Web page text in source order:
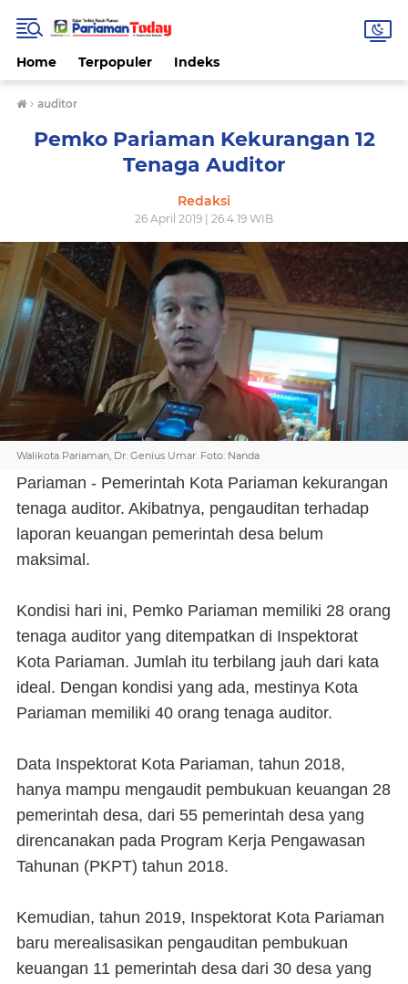
Home Terpopuler Indeks
› auditor
Pemko Pariaman Kekurangan 12
Tenaga Auditor
Redaksi
26 April 2019 | 26.4.19 WIB
Walikota Pariaman, Dr. Genius Umar. Foto: Nanda
Pariaman - Pemerintah Kota Pariaman kekurangan
tenaga auditor. Akibatnya, pengauditan terhadap
laporan keuangan pemerintah desa belum
maksimal.
Kondisi hari ini, Pemko Pariaman memiliki 28 orang
tenaga auditor yang ditempatkan di Inspektorat
Kota Pariaman. Jumlah itu terbilang jauh dari kata
ideal. Dengan kondisi yang ada, mestinya Kota
Pariaman memiliki 40 orang tenaga auditor.
Data Inspektorat Kota Pariaman, tahun 2018,
hanya mampu mengaudit pembukuan keuangan 28
pemerintah desa, dari 55 pemerintah desa yang
direncanakan pada Program Kerja Pengawasan
Tahunan (PKPT) tahun 2018.
Kemudian, tahun 2019, Inspektorat Kota Pariaman
baru merealisasikan pengauditan pembukuan
keuangan 11 pemerintah desa dari 30 desa yang